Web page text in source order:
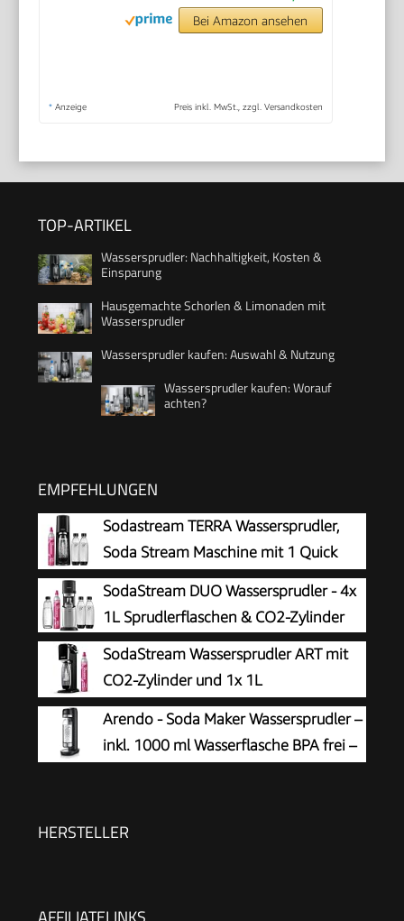
Bei Amazon ansehen
* Anzeige Preis inkl. MwSt., zzgl. Versandkosten
TOP-ARTIKEL
Wassersprudler: Nachhaltigkeit, Kosten &
Einsparung
Hausgemachte Schorlen & Limonaden mit
Wassersprudler
Wassersprudler kaufen: Auswahl & Nutzung
Wassersprudler kaufen: Worauf
achten?
EMPFEHLUNGEN
Sodastream TERRA Wassersprudler,
Soda Stream Maschine mit 1 Quick
Connect 60L CO2-Zylinder, 2x 1L und
3x 1L spülmaschinengeeignete Kunststoff-
Sprudlerflaschen, Höhe 44 cm, Schwarz
SodaStream DUO Wassersprudler - 4x
1L Sprudlerflaschen & CO2-Zylinder
SodaStream Wassersprudler ART mit
CO2-Zylinder und 1x 1L
spülmaschinenfeste Kunststoff-
Flasche, Höhe 44cm, Schwarz, 44 cm
Arendo - Soda Maker Wassersprudler –
inkl. 1000 ml Wasserflasche BPA frei –
HERSTELLER